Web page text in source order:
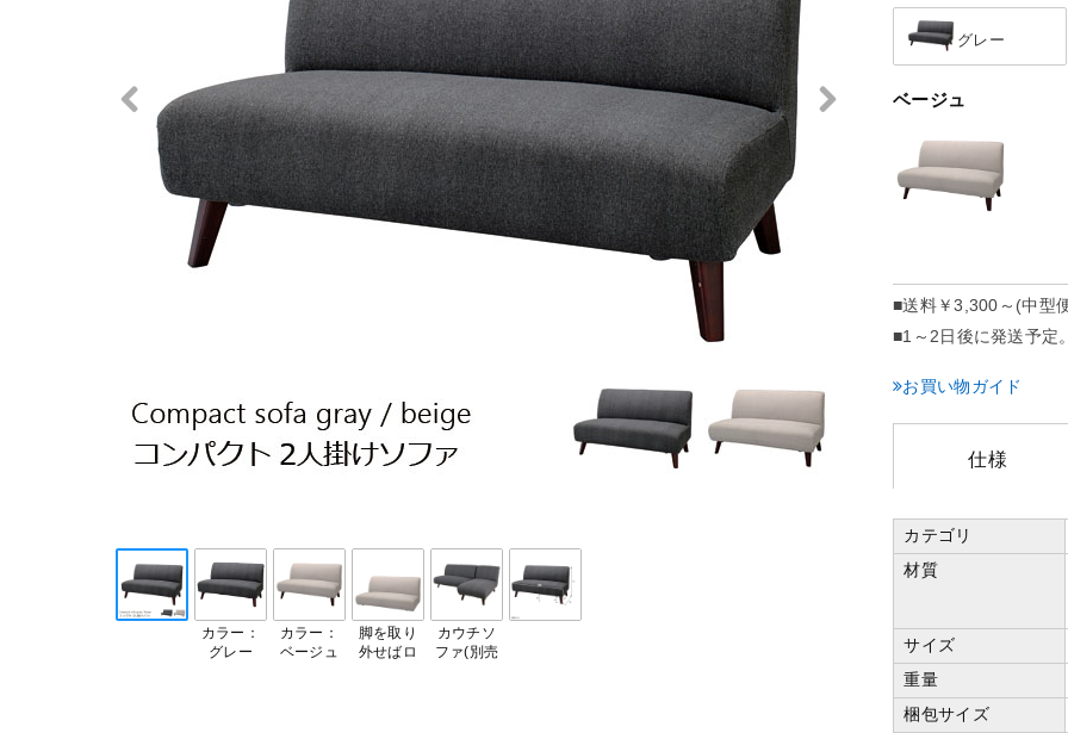
カラー：
グレー
カラー：
ベージュ
脚を取り
外せばロ
カウチソ
ファ(別売
グレー
ベージュ
■送料￥3,300～(中型
■1～2日後に発送予定
お買い物ガイド
仕様
カテゴリ
材質
サイズ
重量
梱包サイズ